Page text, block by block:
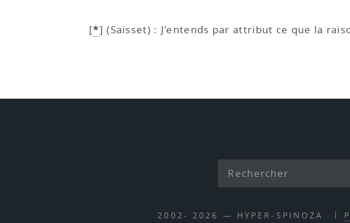
[*](Saisset) : J’entends par attribut ce que la
2002- 2026 — HYPER-SPINOZA